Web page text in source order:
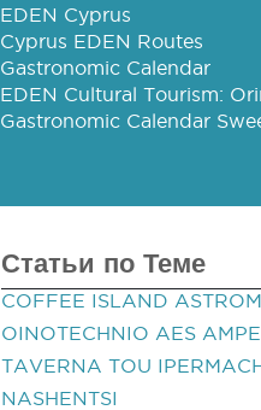
EDEN Cyprus
Cyprus EDEN Routes
Gastronomic Calendar
EDEN Cultural Tourism:
Gastronomic Calendar
Статьи по Теме
COFFEE ISLAND
OINOTECHNIO AES
TAVERNA TOU
NASHENTSI